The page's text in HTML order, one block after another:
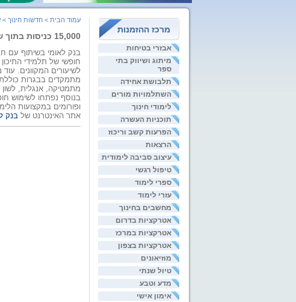
מרכז ההזמנות
אבזרי בטיחות
מיתוג ושיווק בתי
ספר
תלבושת אחידה
השתלמויות מורים
לימודי חינוך
תוכניות העשרה
הפרעות קשב וריכוז
הרצאות
עיצוב סביבה לימודית
טיפול רגשי
ספרי לימוד
עזרי לימוד
מחשבים בחינוך
אטרקציות בדרום
אטרקציות במרכז
אטרקציות בצפון
מוזיאונים
טיול שנתי
מדע וטבע
אימון אישי
עמוד הבית > חדשות חינוך >
15,000 כניסות בתוך שבועיים לשיעורים המקוונים שמממן בנק לאומי
לשיעורים המקוונים.
מתמקדים בבגרות כוללת
מתמטיקה, אנגלית, לשון
אתר האינטרנט שלבנק